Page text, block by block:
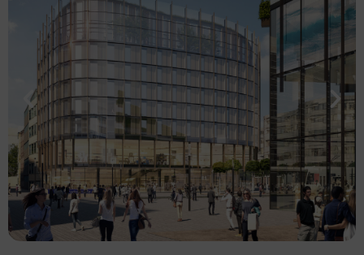
Stuttgart,
Königstraße